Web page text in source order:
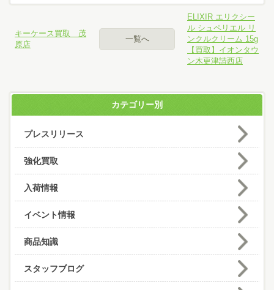
キーケース買取 茂
原店
一覧へ
ELIXIR エリクシー
ル シュペリエル リ
ンクルクリーム 15g
【買取】イオンタウ
ン木更津請西店
カテゴリー別
プレスリリース
強化買取
入荷情報
イベント情報
商品知識
スタッフブログ